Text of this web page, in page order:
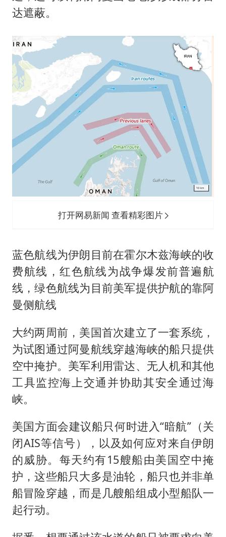
达遮蔽。
打开网易新闻 查看精彩图片
蓝色航线为伊朗目前在霍尔木兹海峡的收
费航线，红色航线为战争爆发前普遍航
线，绿色航线为目前美军提供护航的靠阿
曼侧航线
大约两周前，美国首次建立了一套系统，
为试图通过阿曼航线穿越海峡的船只提供
空中掩护。美军利用雷达、无人机和其他
工具监控海上交通并协助其安全通过海
峡。
美国方面会建议船只何时进入“暗航”（关
闭AIS等信号），以及如何应对来自伊朗
的威胁。每天约有15艘船由美国空中掩
护，这些船只大多是油轮，船只也并非单
船冒险穿越，而是几艘船组成小型船队一
起行动。